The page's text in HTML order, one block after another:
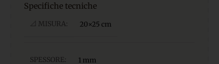
Specifiche tecniche
📐 MISURA: 20×25 cm
SPESSORE: 1 mm